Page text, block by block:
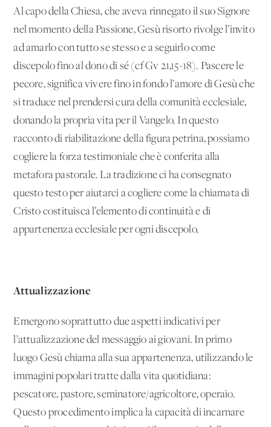
Al capo della Chiesa, che aveva rinnegato il suo Signore
nel momento della Passione, Gesù risorto rivolge l’invito
ad amarlo con tutto se stesso e a seguirlo come
discepolo fino al dono di sé (cf Gv 21,15-18). Pascere le
pecore, significa vivere fino in fondo l’amore di Gesù che
si traduce nel prendersi cura della comunità ecclesiale,
donando la propria vita per il Vangelo. In questo
racconto di riabilitazione della figura petrina, possiamo
cogliere la forza testimoniale che è conferita alla
metafora pastorale. La tradizione ci ha consegnato
questo testo per aiutarci a cogliere come la chiamata di
Cristo costituisca l’elemento di continuità e di
appartenenza ecclesiale per ogni discepolo.
Attualizzazione
Emergono soprattutto due aspetti indicativi per
l’attualizzazione del messaggio ai giovani. In primo
luogo Gesù chiama alla sua appartenenza, utilizzando le
immagini popolari tratte dalla vita quotidiana:
pescatore, pastore, seminatore/agricoltore, operaio.
Questo procedimento implica la capacità di incarnare